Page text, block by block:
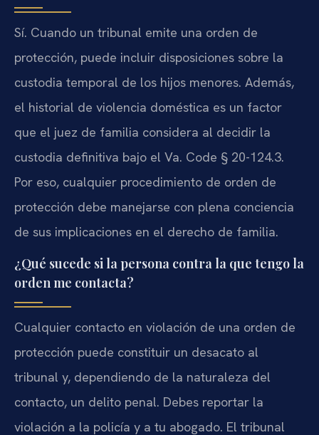
Sí. Cuando un tribunal emite una orden de
protección, puede incluir disposiciones sobre la
custodia temporal de los hijos menores. Además,
el historial de violencia doméstica es un factor
que el juez de familia considera al decidir la
custodia definitiva bajo el Va. Code § 20-124.3.
Por eso, cualquier procedimiento de orden de
protección debe manejarse con plena conciencia
de sus implicaciones en el derecho de familia.
¿Qué sucede si la persona contra la que tengo la
orden me contacta?
Cualquier contacto en violación de una orden de
protección puede constituir un desacato al
tribunal y, dependiendo de la naturaleza del
contacto, un delito penal. Debes reportar la
violación a la policía y a tu abogado. El tribunal